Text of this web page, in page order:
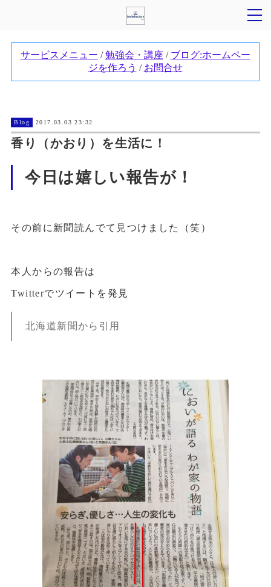
Blog 2017.03.03 23:32
香り（かおり）を生活に！
今日は嬉しい報告が！
その前に新聞読んでて見つけました（笑）
本人からの報告は
Twitterでツイートを発見
北海道新聞から引用